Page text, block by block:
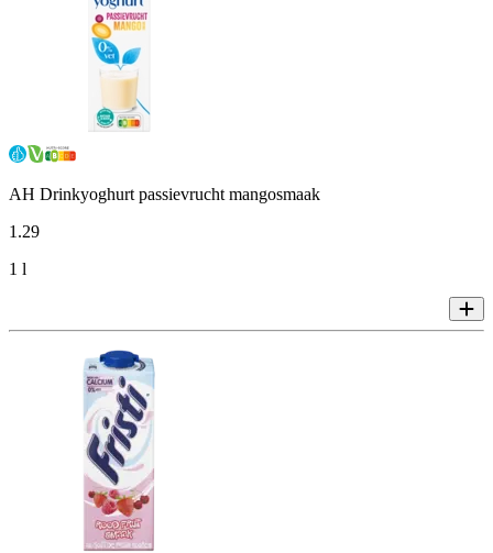
AH Drinkyoghurt passievrucht mangosmaak
1.29
1 l